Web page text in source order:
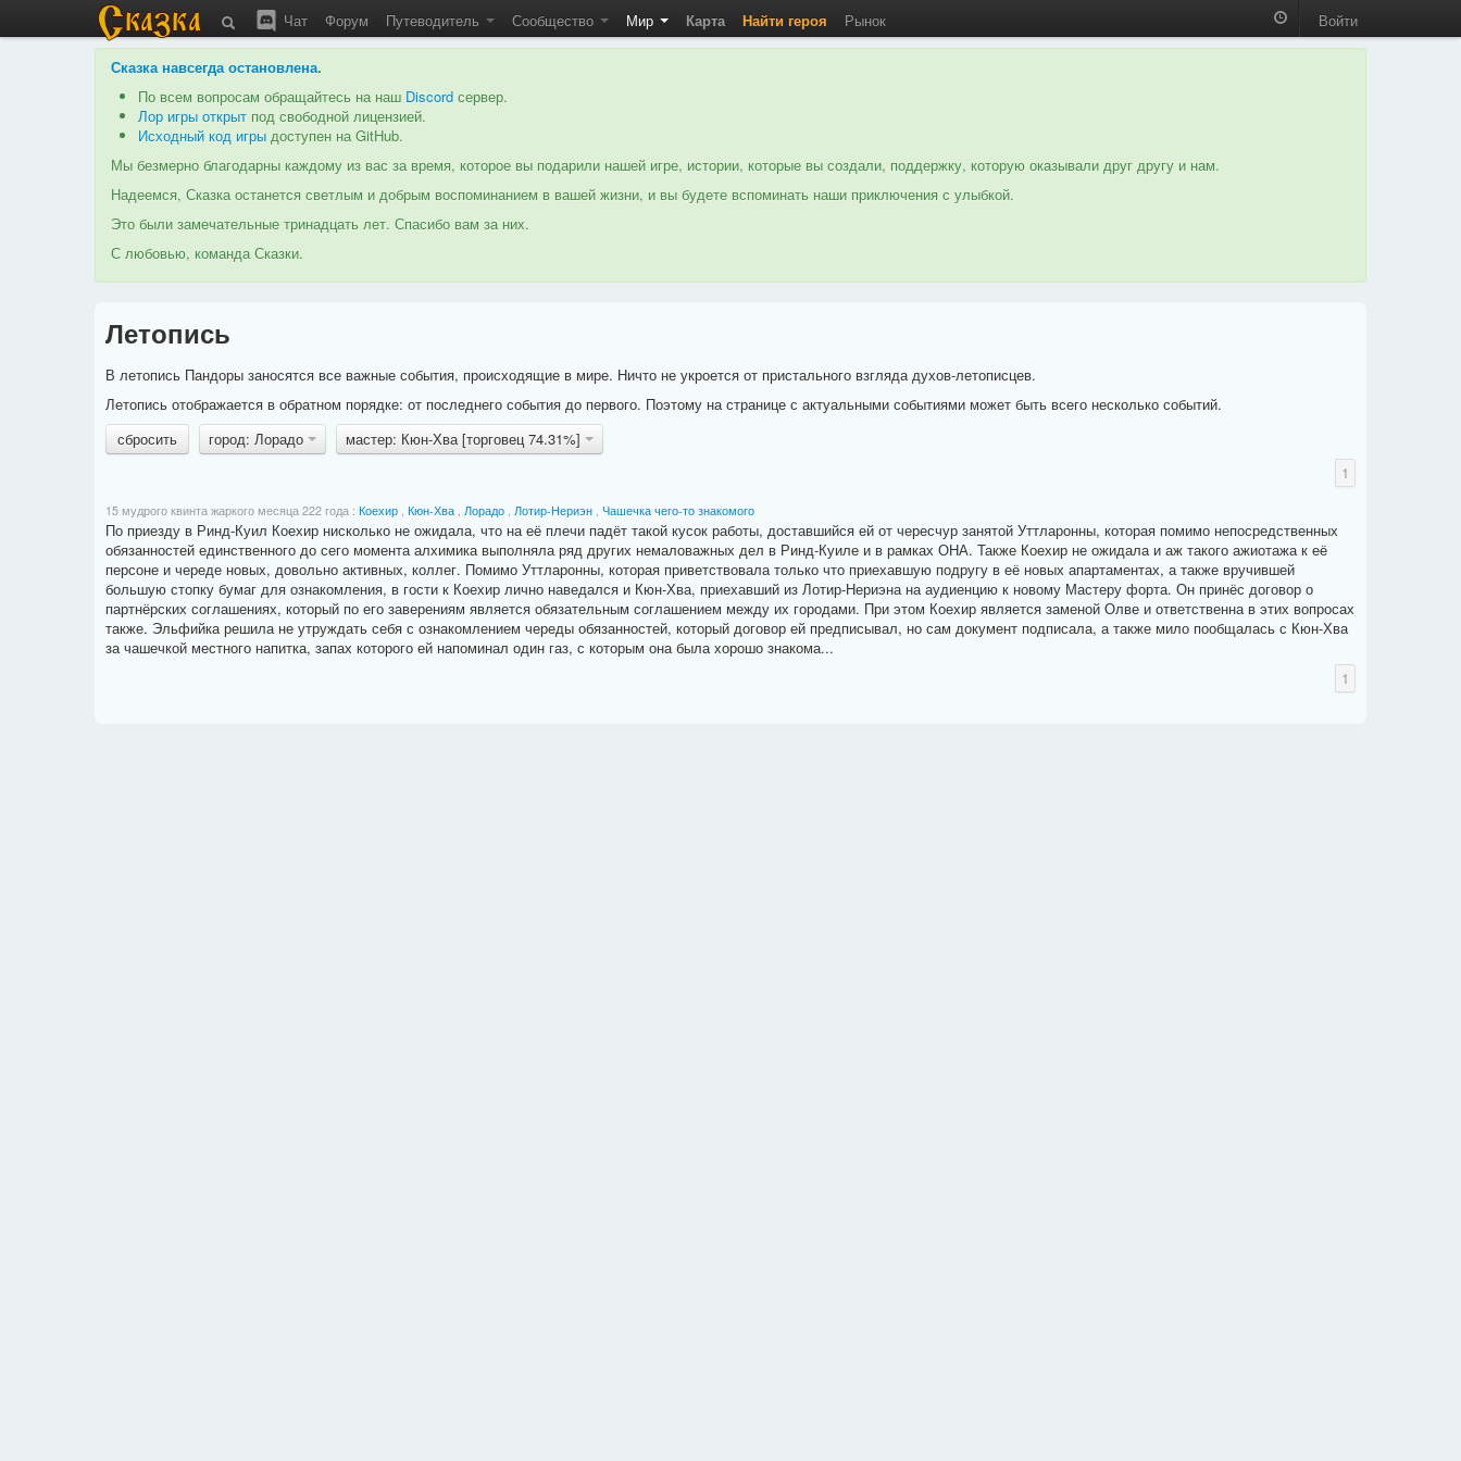
Чат Форум Путеводитель Сообщество Мир Карта Найти героя Рынок Войти
Сказка навсегда остановлена.
По всем вопросам обращайтесь на наш Discord сервер.
Лор игры открыт под свободной лицензией.
Исходный код игры доступен на GitHub.
Мы безмерно благодарны каждому из вас за время, которое вы подарили нашей игре, истории, которые вы создали, поддержку, которую оказывали друг другу и нам.
Надеемся, Сказка останется светлым и добрым воспоминанием в вашей жизни, и вы будете вспоминать наши приключения с улыбкой.
Это были замечательные тринадцать лет. Спасибо вам за них.
С любовью, команда Сказки.
Летопись
В летопись Пандоры заносятся все важные события, происходящие в мире. Ничто не укроется от пристального взгляда духов-летописцев.
Летопись отображается в обратном порядке: от последнего события до первого. Поэтому на странице с актуальными событиями может быть всего несколько событий.
сбросить
город: Лорадо
мастер: Кюн-Хва [торговец 74.31%]
1
15 мудрого квинта жаркого месяца 222 года : Коехир, Кюн-Хва, Лорадо, Лотир-Нериэн, Чашечка чего-то знакомого
По приезду в Ринд-Куил Коехир нисколько не ожидала, что на её плечи падёт такой кусок работы, доставшийся ей от чересчур занятой Уттларонны, которая помимо непосредственных
обязанностей единственного до сего момента алхимика выполняла ряд других немаловажных дел в Ринд-Куиле и в рамках ОНА. Также Коехир не ожидала и аж такого ажиотажа к её
персоне и череде новых, довольно активных, коллег. Помимо Уттларонны, которая приветствовала только что приехавшую подругу в её новых апартаментах, а также вручившей
большую стопку бумаг для ознакомления, в гости к Коехир лично наведался и Кюн-Хва, приехавший из Лотир-Нериэна на аудиенцию к новому Мастеру форта. Он принёс договор о
партнёрских соглашениях, который по его заверениям является обязательным соглашением между их городами. При этом Коехир является заменой Олве и ответственна в этих вопросах
также. Эльфийка решила не утруждать себя с ознакомлением череды обязанностей, который договор ей предписывал, но сам документ подписала, а также мило пообщалась с Кюн-Хва
за чашечкой местного напитка, запах которого ей напоминал один газ, с которым она была хорошо знакома...
1